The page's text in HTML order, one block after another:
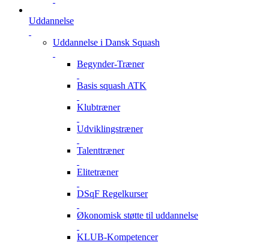
Uddannelse
Uddannelse i Dansk Squash
Begynder-Træner
Basis squash ATK
Klubtræner
Udviklingstræner
Talenttræner
Elitetræner
DSqF Regelkurser
Økonomisk støtte til uddannelse
KLUB-Kompetencer